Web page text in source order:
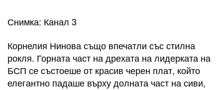
Снимка: Канал 3
Корнелия Нинова също впечатли със стилна
рокля. Горната част на дрехата на лидерката на
БСП се състоеше от красив черен плат, който
елегантно падаше върху долната част на сиви,